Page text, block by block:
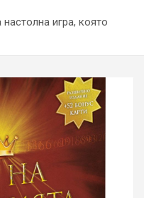
игра, която